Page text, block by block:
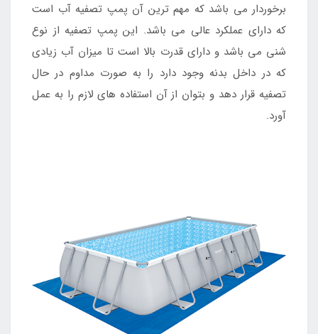
برخوردار می باشد که مهم ترین آن پمپ تصفیه آب است
که دارای عملکرد عالی می باشد. این پمپ تصفیه از نوع
شنی می باشد و دارای قدرت بالا است تا میزان آب زیادی
که در داخل بدنه وجود دارد را به صورت مداوم در حال
تصفیه قرار دهد و بتوان از آن استفاده های لازم را به عمل
آورد.